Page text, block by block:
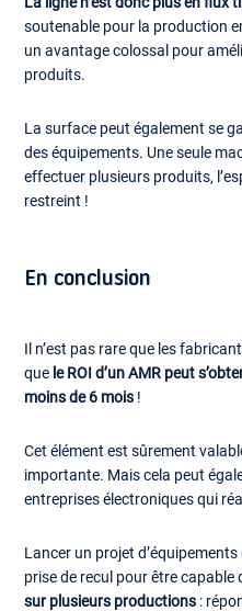
soutenable pour la production
un avantage colossal pour
produits.
La surface peut également se
des équipements. Une seule
effectuer plusieurs produits,
restreint !
En conclusion
Il n’est pas rare que les
que le ROI d’un AMR peut
moins de 6 mois !
Cet élément est sûrement
importante. Mais cela peut
entreprises électroniques qui
Lancer un projet
prise de recul pour être capable
sur plusieurs productions :